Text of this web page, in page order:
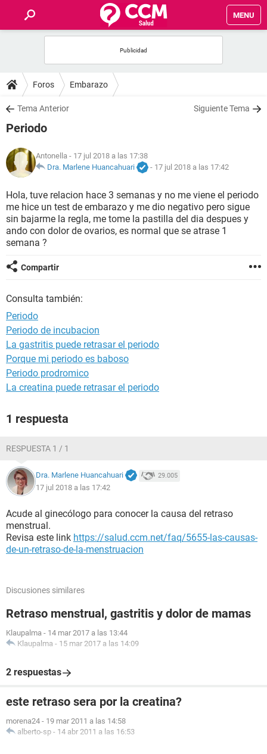
MENU
FOROS
SALUD
NUTRICIÓN
BIENESTAR
SEXUALIDAD
GLOSARIO
Foros Embarazo
Tema Anterior Siguiente Tema
Periodo
Antonella - 17 jul 2018 a las 17:38
Dra. Marlene Huancahuari
- 17 jul 2018 a las 17:42
Hola, tuve relacion hace 3 semanas y no me viene el periodo
me hice un test de embarazo y me dio negativo pero sigue
sin bajarme la regla, me tome la pastilla del dia despues y
ando con dolor de ovarios, es normal que se atrase 1
semana ?
Compartir
Consulta también:
Periodo
Periodo de incubacion
La gastritis puede retrasar el periodo
Porque mi periodo es baboso
Periodo prodromico
La creatina puede retrasar el periodo
1 respuesta
RESPUESTA 1 / 1
Dra. Marlene Huancahuari 29.005
17 jul 2018 a las 17:42
Acude al ginecólogo para conocer la causa del retraso
menstrual.
Revisa este link https://salud.ccm.net/faq/5655-las-causas-
de-un-retraso-de-la-menstruacion
Discusiones similares
Retraso menstrual, gastritis y dolor de mamas
Klaupalma - 14 mar 2017 a las 13:44
Klaupalma - 15 mar 2017 a las 14:09
2 respuestas
este retraso sera por la creatina?
morena24 - 19 mar 2011 a las 14:58
alberto-sp - 14 abr 2011 a las 16:53